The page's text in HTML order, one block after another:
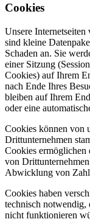
Cookies
Unsere Internetseiten
sind kleine
Schaden an. Sie
einer Sitzung
Cookies) auf Ihrem
nach Ende Ihres
bleiben auf Ihrem
oder eine
Cookies können von
Drittunternehmen
Cookies ermöglichen
von
Abwicklung von
Cookies haben
technisch notwendig,
nicht funktionieren